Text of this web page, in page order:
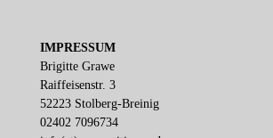
IMPRESSUM
Brigitte Grawe
Raiffeisenstr. 3
52223 Stolberg-Breinig
02402 7096734